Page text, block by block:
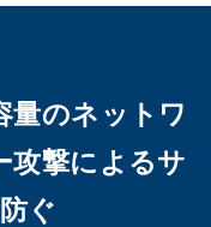
量のネットワ
攻撃によるサ
ぐ